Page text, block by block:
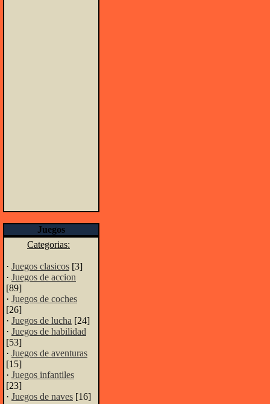
Juegos
Categorias:
· Juegos clasicos [3]
· Juegos de accion
[89]
· Juegos de coches
[26]
· Juegos de lucha [24]
· Juegos de habilidad
[53]
· Juegos de aventuras
[15]
· Juegos infantiles
[23]
· Juegos de naves [16]